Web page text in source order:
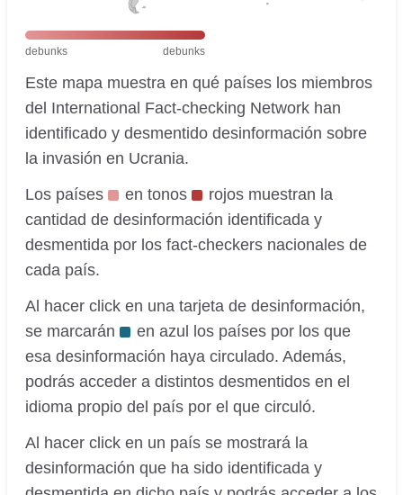
debunks debunks
Este mapa muestra en qué países los miembros
del International Fact-checking Network han
identificado y desmentido desinformación sobre
la invasión en Ucrania.
Los países
en tonos
rojos muestran la
cantidad de desinformación identificada y
desmentida por los fact-checkers nacionales de
cada país.
Al hacer click en una tarjeta de desinformación,
se marcarán
en azul los países por los que
esa desinformación haya circulado. Además,
podrás acceder a distintos desmentidos en el
idioma propio del país por el que circuló.
Al hacer click en un país se mostrará la
desinformación que ha sido identificada y